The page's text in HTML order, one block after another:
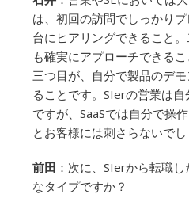
は、初回の訪問でしっかり
台にヒアリングできること
も確実にアプローチできるこ
三つ目が、自分で製品のデ
ることです。SIerの営業は
ですが、SaaSでは自分で操
とお客様には刺さらないでし
前田 ：次に、SIerから転職
なタイプですか？